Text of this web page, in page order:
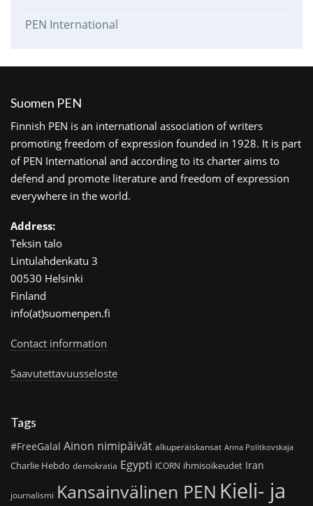
PEN International
Suomen PEN
Finnish PEN is an international association of writers
promoting freedom of expression founded in 1928. It is part
of PEN International and according to its charter aims to
defend and promote literature and freedom of expression
everywhere in the world.
Address:
Teksin talo
Lintulahdenkatu 3
00530 Helsinki
Finland
info(at)suomenpen.fi
Contact information
Saavutettavuusseloste
Tags
#FreeGalal Ainon nimipäivät alkuperäiskansat Anna Politkovskaja
Charlie Hebdo demokratia Egypti ICORN ihmisoikeudet Iran
journalismi Kansainvälinen PEN Kieli- ja